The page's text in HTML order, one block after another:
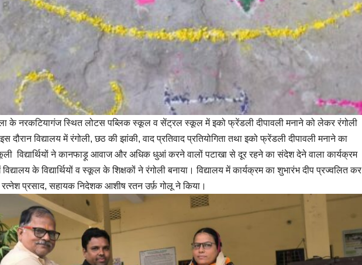
के नरकटियागंज स्थित लोटस पब्लिक स्कूल व सेंट्रल स्कूल में इको फ्रेंडली दीपावली मनाने को लेकर रंगोली
दौरान विद्यालय में रंगोली, छठ की झांकी, वाद प्रतिवाद प्रतियोगिता तथा इको फ्रेंडली दीपावली मनाने का
विद्यार्थियों ने कानफाड़ू आवाज और अधिक धुआं करने वालों पटाखा से दूर रहने का संदेश देने वाला कार्यक्रम
के विद्यार्थियों व स्कूल के शिक्षकों ने रंगोली बनाया। विद्यालय में कार्यक्रम का शुभारंभ दीप प्रज्वलित कर
प्रसाद, सहायक निदेशक आशीष रतन उर्फ़ गोलू ने किया।